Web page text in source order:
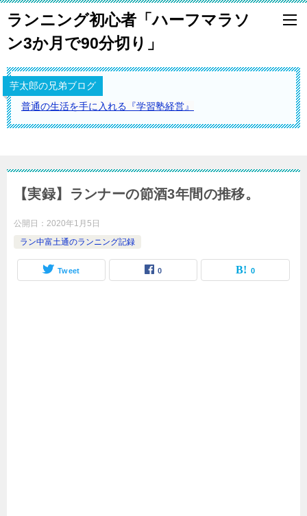
ランニング初心者「ハーフマラソ
ン3か月で90分切り」
芋太郎の兄弟ブログ
普通の生活を手に入れる『学習塾経営』
【実録】ランナーの節酒3年間の推移。
公開日： 2020年1月5日
ラン中富土通のランニング記録
Tweet 0 0